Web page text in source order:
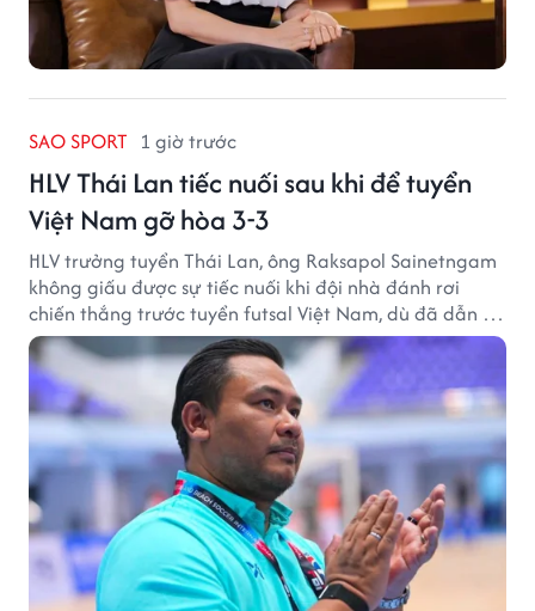
SAO SPORT 1 giờ trước
HLV Thái Lan tiếc nuối sau khi để tuyển
Việt Nam gỡ hòa 3-3
HLV trưởng tuyển Thái Lan, ông Raksapol Sainetngam
không giấu được sự tiếc nuối khi đội nhà đánh rơi
chiến thắng trước tuyển futsal Việt Nam, dù đã dẫn tới
3-0 sau hiệp một.